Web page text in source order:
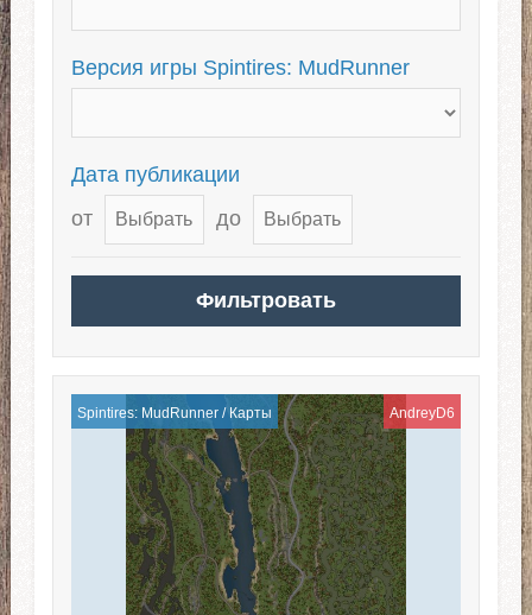
Версия игры Spintires: MudRunner
Дата публикации
от
до
Spintires: MudRunner/ Карты AndreyD6